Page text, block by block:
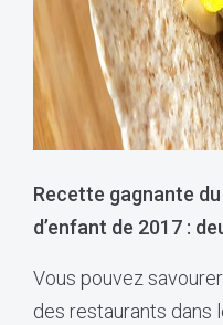
Recette gagnante
d’enfant de 2017 :
Vous pouvez
des restaurants dans